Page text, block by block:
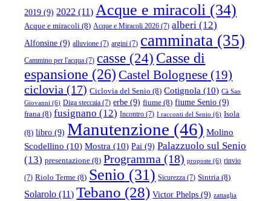
2019 (9) 2022 (11) Acque e miracoli (34)
Acque e miracoli (8) Acque e Miracoli 2026 (7) alberi (12)
Alfonsine (9) alluvione (7) argini (7) camminata (35)
Cammino per l'acqua (7) casse (24) Casse di
espansione (26) Castel Bolognese (19)
ciclovia (17) Ciclovia del Senio (8) Cotignola (10) Cà San
Giovanni (6) Diga steccaia (7) erbe (9) fiume (8) fiume Senio (9)
frana (8) fusignano (12) Incontro (7) I racconti del Senio (6) Isola
(8) libro (9) Manutenzione (46) Molino
Scodellino (10) Mostra (10) Pai (9) Palazzuolo sul Senio
(13) presentazione (8) Programma (18) proposte (6) rinvio
(7) Riolo Terme (8) Senio (31) Sicurezza (7) Sintria (8)
Solarolo (11) Tebano (28) Victor Phelps (9) zattaglia